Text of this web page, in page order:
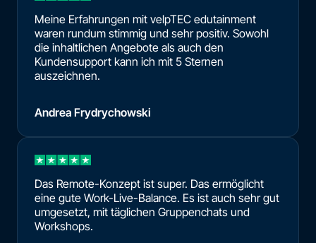
Meine Erfahrungen mit velpTEC edutainment
waren rundum stimmig und sehr positiv. Sowohl
die inhaltlichen Angebote als auch den
Kundensupport kann ich mit 5 Sternen
auszeichnen.
Andrea Frydrychowski
Das Remote-Konzept ist super. Das ermöglicht
eine gute Work-Live-Balance. Es ist auch sehr gut
umgesetzt, mit täglichen Gruppenchats und
Workshops.